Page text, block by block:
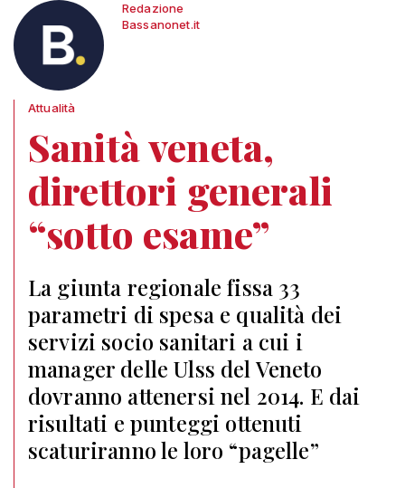
Redazione
Bassanonet.it
Attualità
Sanità veneta,
direttori generali
“sotto esame”
La giunta regionale fissa 33
parametri di spesa e qualità dei
servizi socio sanitari a cui i
manager delle Ulss del Veneto
dovranno attenersi nel 2014. E dai
risultati e punteggi ottenuti
scaturiranno le loro “pagelle”